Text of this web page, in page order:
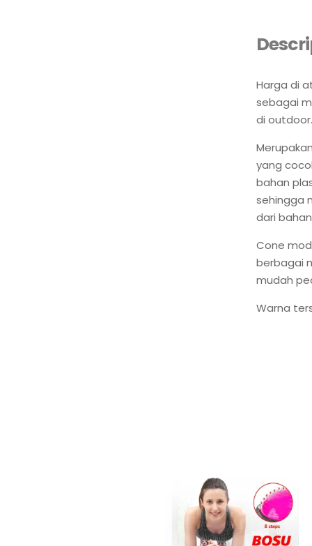
Harga di
sebagai
di outdoor.
yang
bahan
sehingga
dari
Cone
berbagai
mudah
Warna